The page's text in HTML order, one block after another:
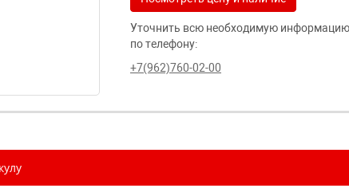
Уточнить всю необходимую
по телефону:
+7(962)760-02-00